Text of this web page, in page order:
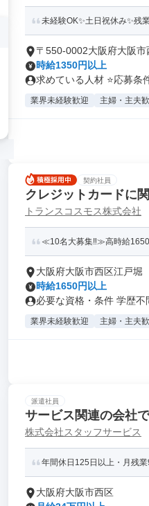
未経験OK✨土日祝休み✨残
〒550-0002大阪府大阪市
時給1350円以上
求めている人材 ⭐応募条
業界未経験歓迎 主婦・主夫
契約社員
クレジットカードに
トランスコスモス株式会社
≪10名大募集‼≫高時給1650
大阪府大阪市西区江戸堀
時給1650円以上
必要な資格・条件 学歴
業界未経験歓迎 主婦・主夫
派遣社員
サービス関連の会社
株式会社スタッフサービス
年間休日125日以上・月残
大阪府大阪市西区